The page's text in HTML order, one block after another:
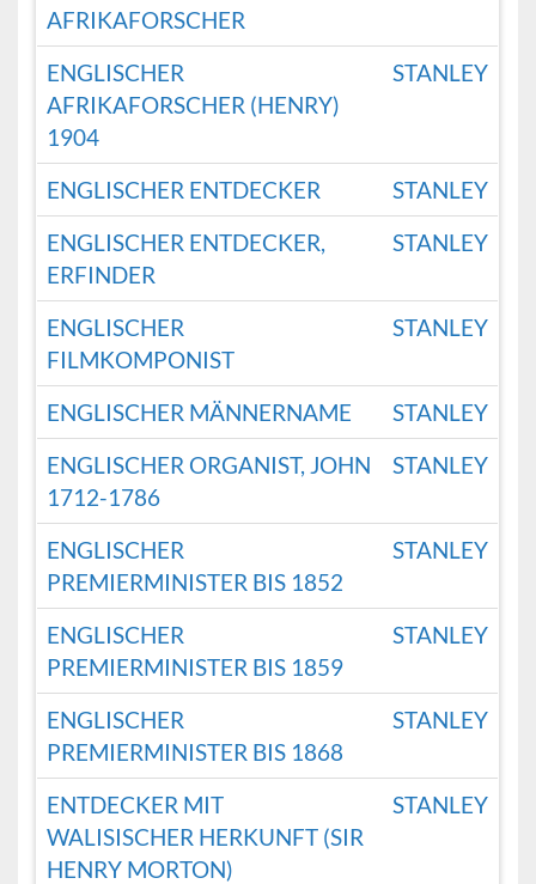
AFRIKAFORSCHER
ENGLISCHER
AFRIKAFORSCHER (HENRY)
1904
STANLEY
ENGLISCHER ENTDECKER
STANLEY
ENGLISCHER ENTDECKER,
ERFINDER
STANLEY
ENGLISCHER
FILMKOMPONIST
STANLEY
ENGLISCHER MÄNNERNAME
STANLEY
ENGLISCHER ORGANIST, JOHN
1712-1786
STANLEY
ENGLISCHER
PREMIERMINISTER BIS 1852
STANLEY
ENGLISCHER
PREMIERMINISTER BIS 1859
STANLEY
ENGLISCHER
PREMIERMINISTER BIS 1868
STANLEY
ENTDECKER MIT
WALISISCHER HERKUNFT (SIR
HENRY MORTON)
STANLEY